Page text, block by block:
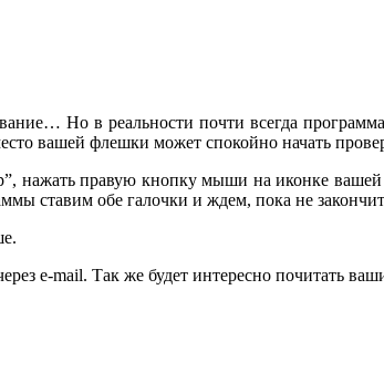
Но в реальности почти всегда программа
вашей флешки может спокойно начать
нажать правую кнопку мыши на иконке
ставим обе галочки и ждем, пока не
e-mail. Так же будет интересно почитать